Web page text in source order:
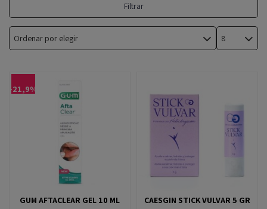
Filtrar
Ordenar por elegir 8
-21,9%
GUM AFTACLEAR GEL 10 ML CAESGIN STICK VULVAR 5 GR